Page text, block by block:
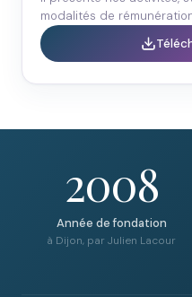
modalités de
2008
Année de fondation
à Dijon, par Julien Lacour